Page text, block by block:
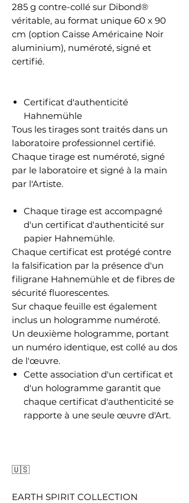
285 g contre-collé sur Dibond®
véritable, au format unique 60 x 90
cm (option Caisse Américaine Noir
aluminium), numéroté, signé et
certifié.
Certificat d'authenticité
Hahnemühle
Tous les tirages sont traités dans un
laboratoire professionnel certifié.
Chaque tirage est numéroté, signé
par le laboratoire et signé à la main
par l'Artiste.
Chaque tirage est accompagné
d'un certificat d'authenticité sur
papier Hahnemühle.
Chaque certificat est protégé contre
la falsification par la présence d'un
filigrane Hahnemühle et de fibres de
sécurité fluorescentes.
Sur chaque feuille est également
inclus un hologramme numéroté.
Un deuxième hologramme, portant
un numéro identique, est collé au dos
de l'œuvre.
Cette association d'un certificat et
d'un hologramme garantit que
chaque certificat d'authenticité se
rapporte à une seule œuvre d'Art.
🇺🇸
EARTH SPIRIT COLLECTION